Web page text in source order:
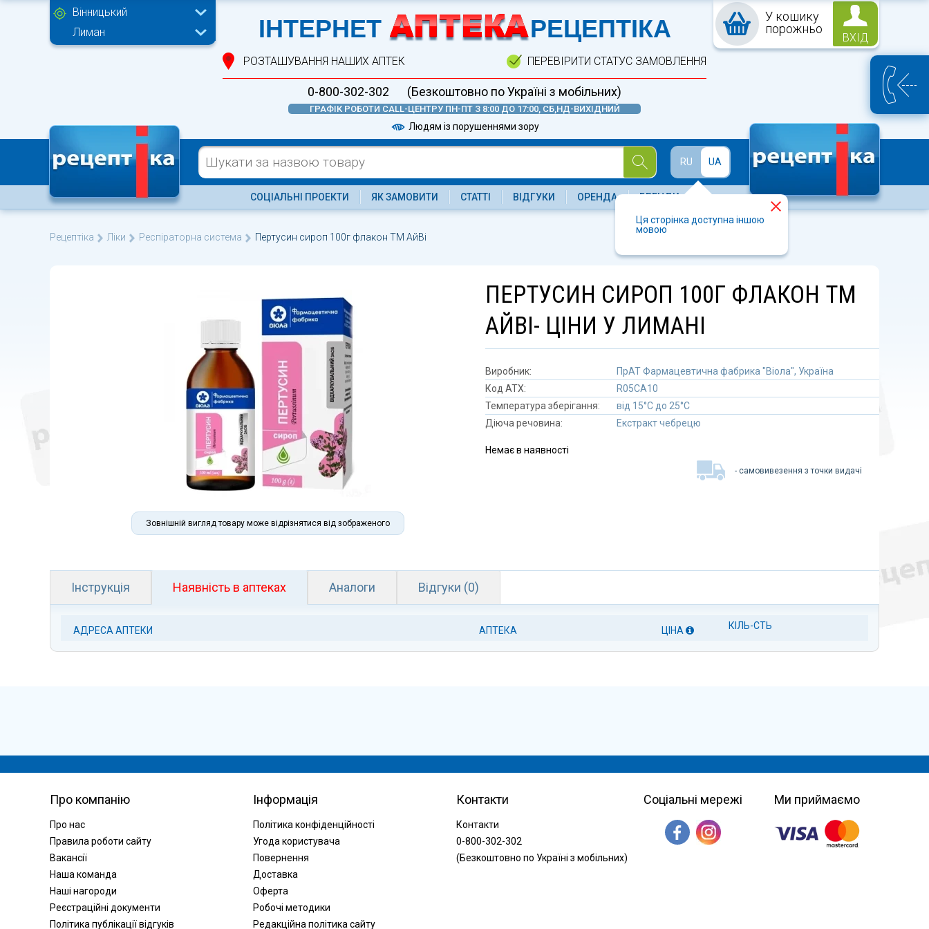
Вінницький
Лиман
У кошику
порожньо
ВХІД
ІНТЕРНЕТ АПТЕКА
РЕЦЕПТІКА
РОЗТАШУВАННЯ НАШИХ АПТЕК ПЕРЕВІРИТИ СТАТУС ЗАМОВЛЕННЯ
0-800-302-302 (Безкоштовно по Україні з мобільних)
ГРАФІК РОБОТИ CALL-ЦЕНТРУ ПН-ПТ З 8:00 ДО 17:00, СБ,НД-ВИХІДНИЙ
Людям із порушеннями зору
RU UA
Ця сторінка доступна іншою
мовою
СОЦІАЛЬНІ ПРОЕКТИ ЯК ЗАМОВИТИ СТАТТІ ВІДГУКИ ОРЕНДА БРЕНДИ
Рецептіка Ліки Респіраторна система Пертусин сироп 100г флакон ТМ АйВі
Зовнішній вигляд товару може відрізнятися від зображеного
ПЕРТУСИН СИРОП 100Г ФЛАКОН ТМ
АЙВІ- ЦІНИ У ЛИМАНІ
Виробник:
ПрАТ Фармацевтична фабрика "Віола", Україна
Код АТХ:
R05CA10
Температура зберігання:
від 15°C до 25°C
Діюча речовина:
Екстракт чебрецю
Немає в наявності
- самовивезення з точки видачі
Інструкція Наявність в аптеках Аналоги Відгуки (0)
АДРЕСА АПТЕКИ АПТЕКА ЦІНА КІЛЬ-СТЬ
Про компанію
Про нас
Правила роботи сайту
Вакансії
Наша команда
Наші нагороди
Реєстраційні документи
Політика публікації відгуків
Інформація
Політика конфіденційності
Угода користувача
Повернення
Доставка
Оферта
Робочі методики
Редакційна політика сайту
Контакти
Контакти
0-800-302-302
(Безкоштовно по Україні з мобільних)
Соціальні мережі Ми приймаємо